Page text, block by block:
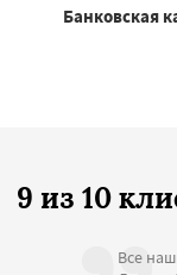
Банковская
9 из 10
Все